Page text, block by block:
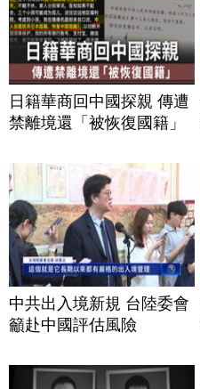
日籍華商回中國探親 傳遭
禁離境還「被恢復國籍」
中共出入境新規 台陸委會
籲赴中國評估風險